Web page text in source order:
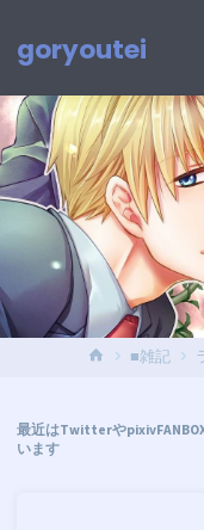
ツ
へ
ス
キ
ッ
goryoutei
ホ ■雑記
最近はTwitterや
います